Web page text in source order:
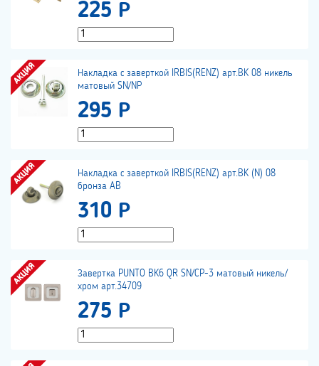
225 Р
Накладка с заверткой IRBIS(RENZ) арт.BK 08 никель
матовый SN/NP
295 Р
Накладка с заверткой IRBIS(RENZ) арт.BK (N) 08
бронза AB
310 Р
Завертка PUNTO BK6 QR SN/CP-3 матовый никель/
хром арт.34709
275 Р